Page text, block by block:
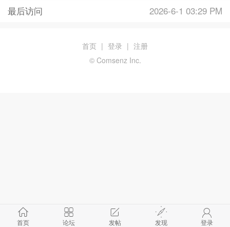
最后访问
2026-6-1 03:29 PM
首页 论坛 发帖 发现 登录
首页 | 登录 | 注册
© Comsenz Inc.